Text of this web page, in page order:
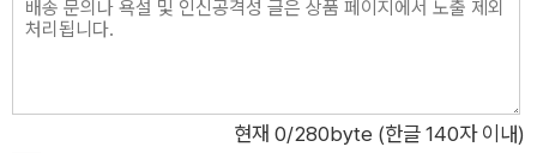
현재 0/280byte (한글 140자 이내)